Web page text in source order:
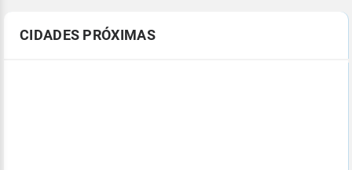
CIDADES PRÓXIMAS